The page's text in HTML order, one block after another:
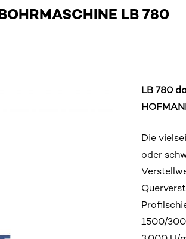
LB 780
LB 780
Die
oder
1500/